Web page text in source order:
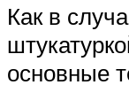
Как в
основные